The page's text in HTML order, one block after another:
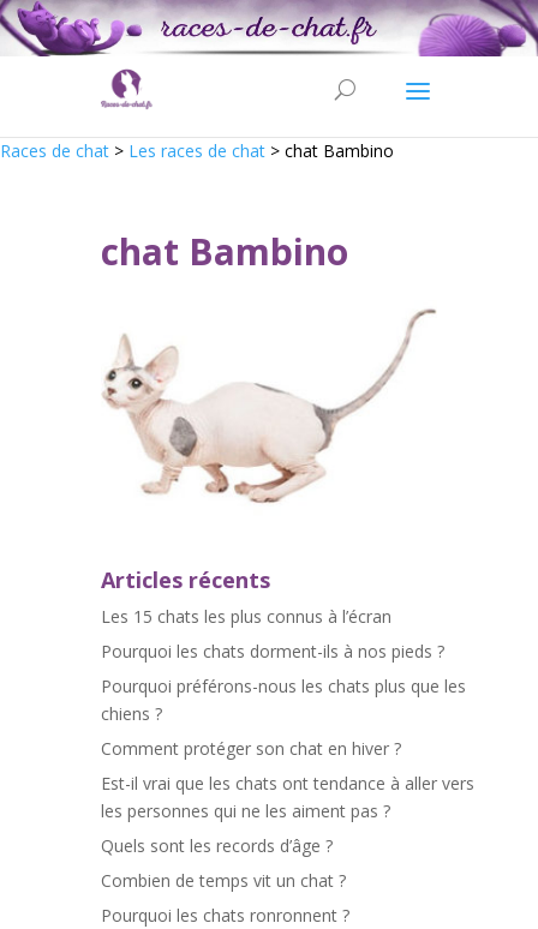
Races de chat > Les races de chat > chat Bambino
chat Bambino
Articles récents
Les 15 chats les plus connus à l’écran
Pourquoi les chats dorment-ils à nos pieds ?
Pourquoi préférons-nous les chats plus que les
chiens ?
Comment protéger son chat en hiver ?
Est-il vrai que les chats ont tendance à aller vers
les personnes qui ne les aiment pas ?
Quels sont les records d’âge ?
Combien de temps vit un chat ?
Pourquoi les chats ronronnent ?